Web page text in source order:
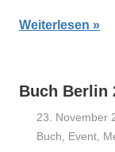
Weiterlesen
Buch Berlin
23. November
Buch
Event